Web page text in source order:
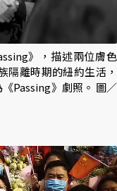
》，描述兩位膚色
隔離時期的紐約生活，
Passing》劇照。 圖／